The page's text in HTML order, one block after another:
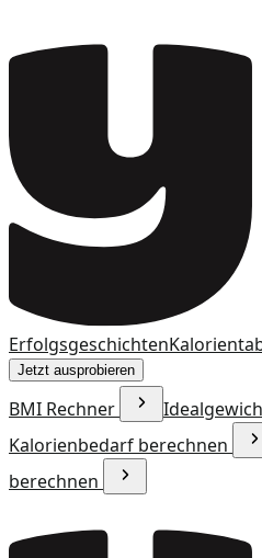
Erfolgsgeschichten
Jetzt ausprobieren
BMI Rechner
Kalorienbedarf berechnen
berechnen